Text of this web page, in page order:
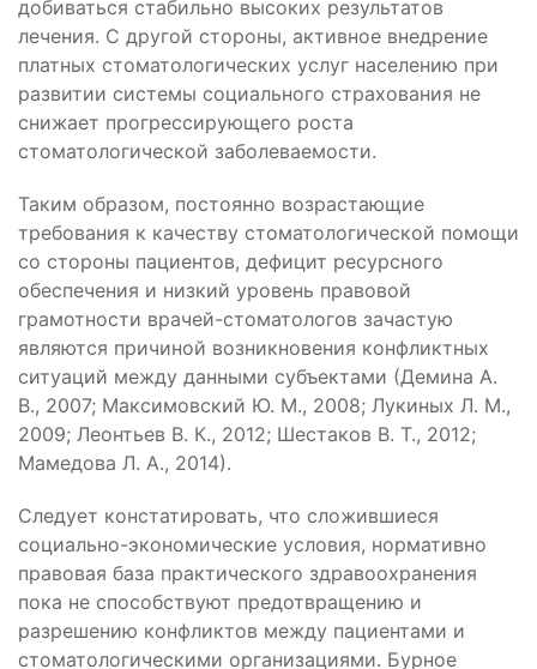
добиваться стабильно высоких результатов
лечения. С другой стороны, активное внедрение
платных стоматологических услуг населению при
развитии системы социального страхования не
снижает прогрессирующего роста
стоматологической заболеваемости.
Таким образом, постоянно возрастающие
требования к качеству стоматологической помощи
со стороны пациентов, дефицит ресурсного
обеспечения и низкий уровень правовой
грамотности врачей-стоматологов зачастую
являются причиной возникновения конфликтных
ситуаций между данными субъектами (Демина А.
В., 2007; Максимовский Ю. М., 2008; Лукиных Л. М.,
2009; Леонтьев В. К., 2012; Шестаков В. Т., 2012;
Мамедова Л. А., 2014).
Следует констатировать, что сложившиеся
социально-экономические условия, нормативно
правовая база практического здравоохранения
пока не способствуют предотвращению и
разрешению конфликтов между пациентами и
стоматологическими организациями. Бурное